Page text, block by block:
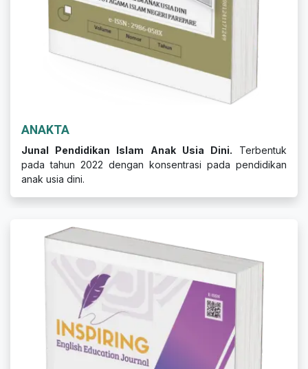
ANAKTA
Junal Pendidikan Islam Anak Usia Dini. Terbentuk
pada tahun 2022 dengan konsentrasi pada pendidikan
anak usia dini.